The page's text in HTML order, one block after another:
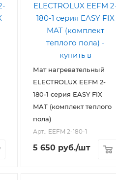
Мат нагревательный
ELECTROLUX EEFM 2-
180-1 серия EASY FIX
MAT (комплект теплого
пола)
Арт.: EEFM 2-180-1
5 650 руб./шт